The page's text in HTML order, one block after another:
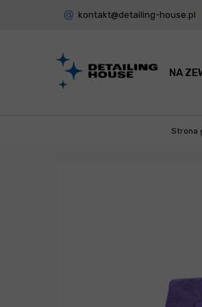
kontakt@detailing-house.pl
NA
Strona